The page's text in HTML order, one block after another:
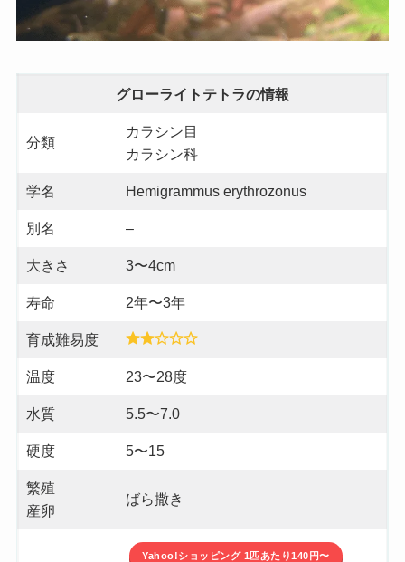
グローライトテトラの情報
分類
カラシン目
カラシン科
学名 Hemigrammus erythrozonus
別名 –
大きさ 3〜4cm
寿命 2年〜3年
育成難易度
温度 23〜28度
水質 5.5〜7.0
硬度 5〜15
繁殖
産卵
ばら撒き
Yahoo!ショッピング 1匹あたり140円〜